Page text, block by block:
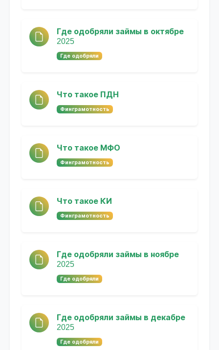
Где одобряли займы в октябре
2025
Где одобряли
Что такое ПДН
Финграмотность
Что такое МФО
Финграмотность
Что такое КИ
Финграмотность
Где одобряли займы в ноябре
2025
Где одобряли
Где одобряли займы в декабре
2025
Где одобряли